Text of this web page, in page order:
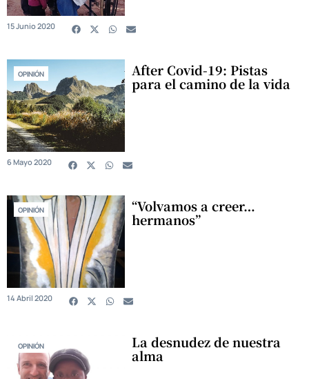
15 Junio 2020
OPINIÓN After Covid-19: Pistas
para el camino de la vida
6 Mayo 2020
OPINIÓN “Volvamos a creer…
hermanos”
14 Abril 2020
OPINIÓN La desnudez de nuestra
alma